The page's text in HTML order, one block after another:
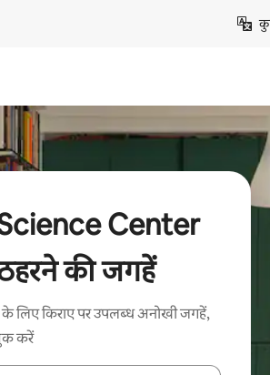
Center
की जगहें
के लिए किराए पर उपलब्ध अनोखी जगहें,
करें